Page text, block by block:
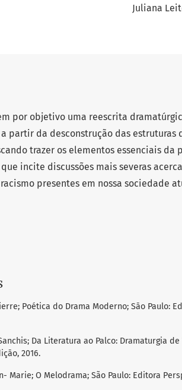
Juliana
por objetivo uma reescrita
a partir da desconstrução das estruturas
trazer os elementos essenciais da
incite discussões mais severas
presentes em nossa sociedade
Poética do Drama Moderno; Sāo Paulo:
Sanchis; Da Literatura ao Palco: Dramaturgia
2016.
Marie; O Melodrama; São Paulo: Editora